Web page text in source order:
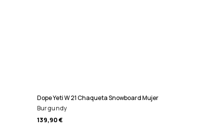
Dope Yeti W 21 Chaqueta Snowboard Mujer
Burgundy
139,90 €